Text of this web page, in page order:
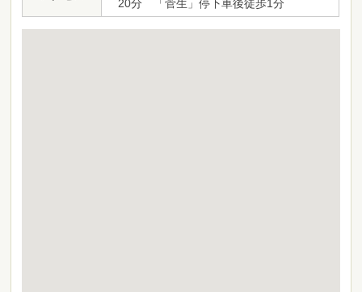
20分 「菅生」停下車後徒歩1分